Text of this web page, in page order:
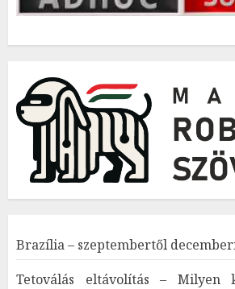
Brazília – szeptembertől
Tetoválás eltávolítás – Milyen